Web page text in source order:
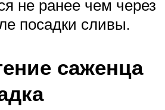
не ранее чем через
посадки сливы.
саженца